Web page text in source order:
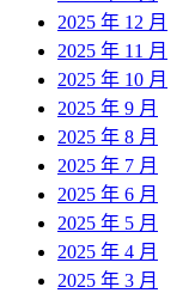
2025 年 12 月
2025 年 11 月
2025 年 10 月
2025 年 9 月
2025 年 8 月
2025 年 7 月
2025 年 6 月
2025 年 5 月
2025 年 4 月
2025 年 3 月